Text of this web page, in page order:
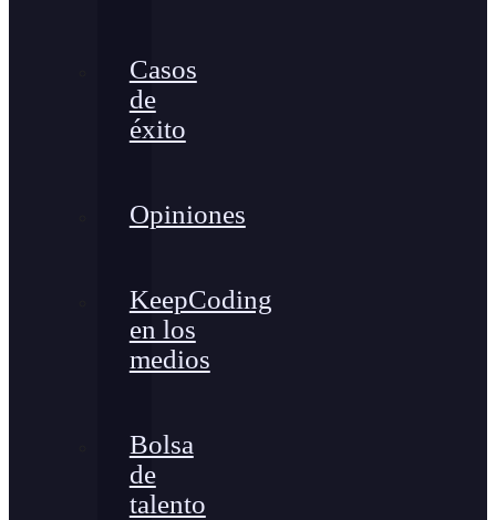
Casos
de
éxito
Opiniones
KeepCoding
en los
medios
Bolsa
de
talento